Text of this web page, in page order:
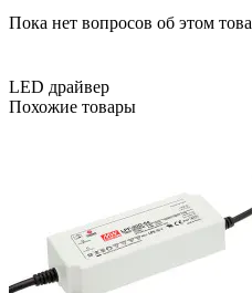
Пока нет вопросов об этом
LED драйвер
Похожие товары